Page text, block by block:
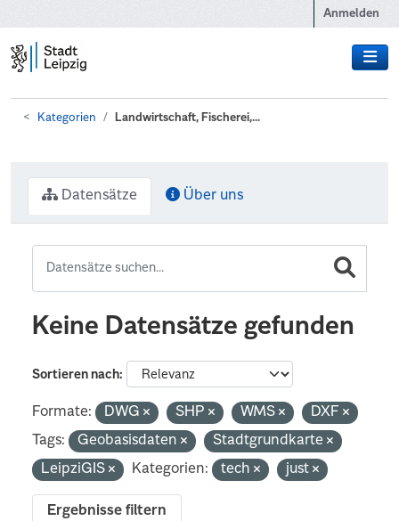
Anmelden
Kategorien Landwirtschaft, Fischerei,...
Datensätze Über uns
Keine Datensätze gefunden
Sortieren nach
Formate: DWG SHP WMS
DXF
Tags:
Geobasisdaten
Stadtgrundkarte
LeipziGIS
Kategorien: tech just
Ergebnisse filtern